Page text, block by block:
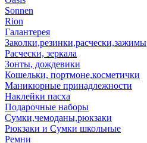
Sonnen
Rion
Галантерея
Заколки,резинки,расчески,зажимы
Расчески, зеркала
Зонты, дождевики
Кошельки, портмоне,косметички
Маникюрные принадлежности
Наклейки пасха
Подарочные наборы
Сумки,чемоданы,рюкзаки
Рюкзаки и Сумки школьные
Ремни